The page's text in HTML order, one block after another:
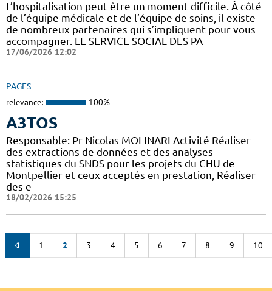
L’hospitalisation peut être un moment difficile. À côté
de l’équipe médicale et de l’équipe de soins, il existe
de nombreux partenaires qui s’impliquent pour vous
accompagner. LE SERVICE SOCIAL DES PA
17/06/2026 12:02
PAGES
relevance: 100%
A3TOS
Responsable: Pr Nicolas MOLINARI Activité Réaliser
des extractions de données et des analyses
statistiques du SNDS pour les projets du CHU de
Montpellier et ceux acceptés en prestation, Réaliser
des e
18/02/2026 15:25
1 2 3 4 5 6 7 8 9 10